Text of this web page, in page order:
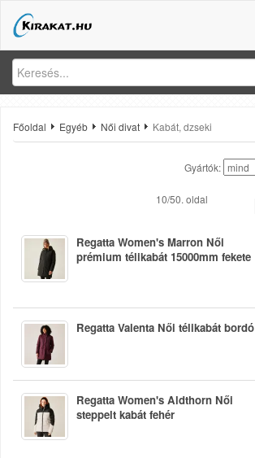
Főoldal Egyéb Női divat Kabát, dzseki
Gyártók:
10/50. oldal
Regatta Women's Marron Női
prémium télikabát 15000mm fekete
Regatta Valenta Női télikabát bordó
Regatta Women's Aldthorn Női
steppelt kabát fehér